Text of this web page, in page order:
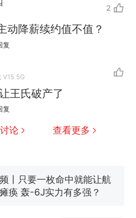
2
动降薪续约值不值？
复
V15 5G
王氏破产了
复
论 查看更多
十多万人报名的考试，成绩
作废，公平么？
全球唯一没有法定首都的国
刚改国名，总统就邀请中
使骑行绕了几乎整个国境
的小车卖不动，40万以上
24小时开着反而更省电？
部门回应